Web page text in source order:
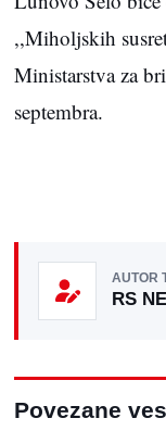
,,Miholjskih
Ministarstva za
septembra.
AUTOR
RS
Povezane